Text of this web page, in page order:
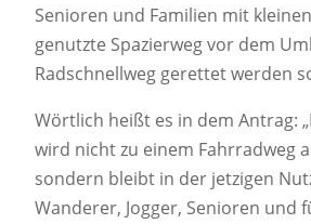
Senioren und Familien mit
genutzte Spazierweg vor dem
Radschnellweg gerettet werden
Wörtlich heißt es in dem Antrag:
wird nicht zu einem Fahrradweg
sondern bleibt in der jetzigen
Wanderer, Jogger, Senioren und